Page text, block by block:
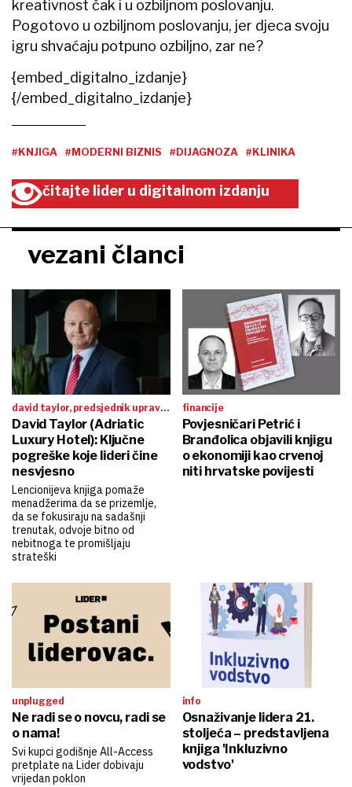
kreativnost čak i u ozbiljnom poslovanju.
Pogotovo u ozbiljnom poslovanju, jer djeca svoju
igru shvaćaju potpuno ozbiljno, zar ne?
{embed_digitalno_izdanje}
{/embed_digitalno_izdanje}
#KNJIGA #MODERNI BIZNIS #DIJAGNOZA #KLINIKA
čitajte lider u digitalnom izdanju
vezani članci
david taylor, predsjednik uprave
adriatic luxury hotelsa
David Taylor (Adriatic
Luxury Hotel): Ključne
pogreške koje lideri čine
nesvjesno
Lencionijeva knjiga pomaže
menadžerima da se prizemlje,
da se fokusiraju na sadašnji
trenutak, odvoje bitno od
nebitnoga te promišljaju
strateški
financije
Povjesničari Petrić i
Branđolica objavili knjigu
o ekonomiji kao crvenoj
niti hrvatske povijesti
unplugged
Ne radi se o novcu, radi se
o nama!
Svi kupci godišnje All-Access
pretplate na Lider dobivaju
vrijedan poklon
info
Osnaživanje lidera 21.
stoljeća – predstavljena
knjiga 'Inkluzivno
vodstvo'